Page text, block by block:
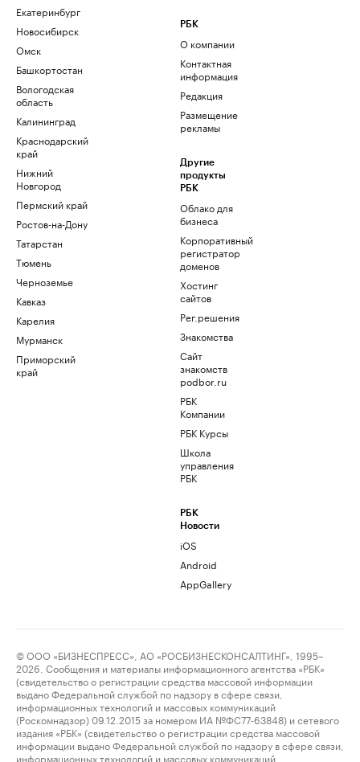
Екатеринбург
Новосибирск
Омск
Башкортостан
Вологодская
область
Калининград
Краснодарский
край
Нижний
Новгород
Пермский край
Ростов-на-Дону
Татарстан
Тюмень
Черноземье
Кавказ
Карелия
Мурманск
Приморский
край
РБК
О компании
Контактная
информация
Редакция
Размещение
рекламы
Другие
продукты
РБК
Облако для
бизнеса
Корпоративный
регистратор
доменов
Хостинг
сайтов
Рег.решения
Знакомства
Сайт
знакомств
podbor.ru
РБК
Компании
РБК Курсы
Школа
управления
РБК
РБК
Новости
iOS
Android
AppGallery
© ООО «БИЗНЕСПРЕСС», АО «РОСБИЗНЕСКОНСАЛТИНГ», 1995–
2026. Сообщения и материалы информационного агентства «РБК»
(свидетельство о регистрации средства массовой информации
выдано Федеральной службой по надзору в сфере связи,
информационных технологий и массовых коммуникаций
(Роскомнадзор) 09.12.2015 за номером ИА №ФС77-63848) и сетевого
издания «РБК» (свидетельство о регистрации средства массовой
информации выдано Федеральной службой по надзору в сфере связи,
информационных технологий и массовых коммуникаций